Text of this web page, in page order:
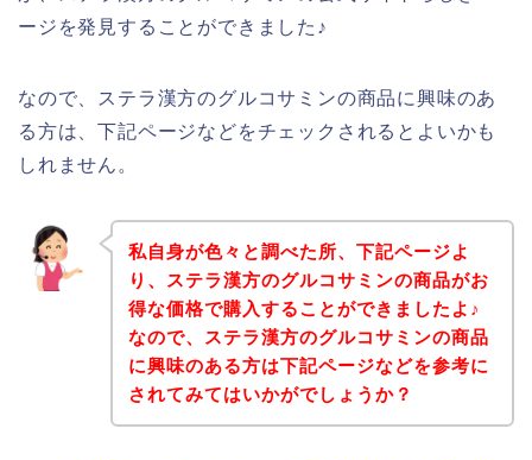
ージを発見することができました♪
なので、ステラ漢方のグルコサミンの商品に興味のあ
る方は、下記ページなどをチェックされるとよいかも
しれません。
私自身が色々と調べた所、下記ページよ
り、ステラ漢方のグルコサミンの商品がお
得な価格で購入することができましたよ♪
なので、ステラ漢方のグルコサミンの商品
に興味のある方は下記ページなどを参考に
されてみてはいかがでしょうか？